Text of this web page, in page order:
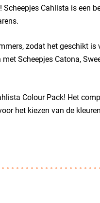
Cahlista is een
zodat het geschikt is
Scheepjes Catona,
Colour Pack! Het
het kiezen van de